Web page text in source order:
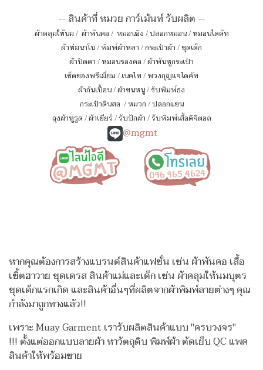
-- สินค้าที่ หมวย การ์เม้นท์ รับผลิต --
ผ้าคลุมให้นม / ผ้าพันคอ / หมอนอิง / ปลอกหมอน / หมอนไดคัท
ผ้าห่มนาโน/ พิมพ์ผ้าหลา /กระเป๋าผ้า / ชุดเด็ก
ผ้าปิดตา / หมอนรองคอ /ผ้าพันหูกระเป๋า
เซ็ตของพรีเมี่ยม /เนคไท / พวงกุญแจไดคัท
ผ้ากันเปื้อน/ผ้าขนหนู/รับพิมพ์ธง
กระเป๋าดินสอ / หมวก / ปลอกแขน
ถุงผ้าหูรูด /ผ้าเชียร์/รับปักผ้า /รับพิมพ์เสื้อดิจิตอล
@mgmt
หากคุณต้องการสร้างแบรนด์สินค้าแฟชั่น เช่น ผ้าพันคอ เสื้อ
เชิ้ตฮาวาย ชุดเดรส สินค้าแม่และเด็ก เช่น ผ้าคลุมให้นมบุตร
ชุดเด็กแรกเกิด และสินค้าอื่นๆที่ผลิตจากผ้าพิมพ์ลายต่างๆ คุณ
กำลังมาถูกทางแล้ว!!
เพราะ Muay Garment เรารับผลิตสินค้าแบบ "ครบวงจร"
!!! ตั้งแต่ออกแบบลายผ้า หาวัตถุดิบ พิมพ์ผ้า ตัดเย็บ QC แพค
สินค้าให้พร้อมขาย